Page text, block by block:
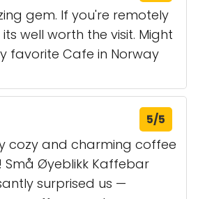
gem. If you're remotely
well worth the visit. Might
favorite Cafe in Norway
5/5
cozy and charming coffee
Små Øyeblikk Kaffebar
surprised us —